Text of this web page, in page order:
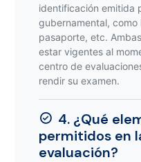
identificación emitida
gubernamental,
pasaporte, etc.
estar vigentes al
centro de
rendir su examen.
4. ¿Qué
permitidos en
evaluación?